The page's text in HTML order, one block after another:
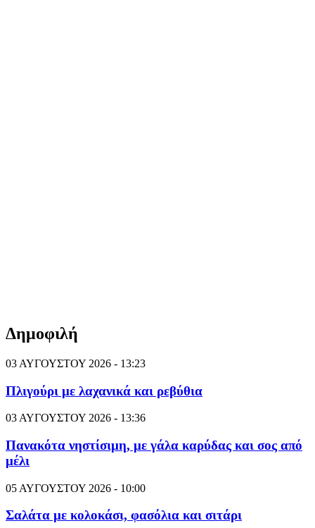
Δημοφιλή
03 ΑΥΓΟΥΣΤΟΥ 2026 - 13:23
Πλιγούρι με λαχανικά και ρεβύθια
03 ΑΥΓΟΥΣΤΟΥ 2026 - 13:36
Πανακότα νηστίσιμη, με γάλα καρύδας και σος από
μέλι
05 ΑΥΓΟΥΣΤΟΥ 2026 - 10:00
Σαλάτα με κολοκάσι, φασόλια και σιτάρι